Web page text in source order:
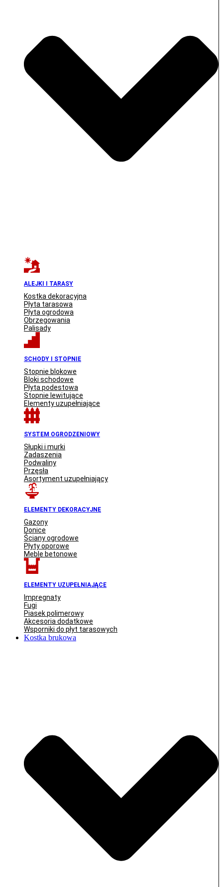
ALEJKI I TARASY
Kostka dekoracyjna
Płyta tarasowa
Płyta ogrodowa
Obrzegowania
Palisady
SCHODY I STOPNIE
Stopnie blokowe
Bloki schodowe
Płyta podestowa
Stopnie lewitujące
Elementy uzupełniające
SYSTEM OGRODZENIOWY
Słupki i murki
Zadaszenia
Podwaliny
Przęsła
Asortyment uzupełniający
ELEMENTY DEKORACYJNE
Gazony
Donice
Ściany ogrodowe
Płyty oporowe
Meble betonowe
ELEMENTY UZUPEŁNIAJĄCE
Impregnaty
Fugi
Piasek polimerowy
Akcesoria dodatkowe
Wsporniki do płyt tarasowych
Kostka brukowa